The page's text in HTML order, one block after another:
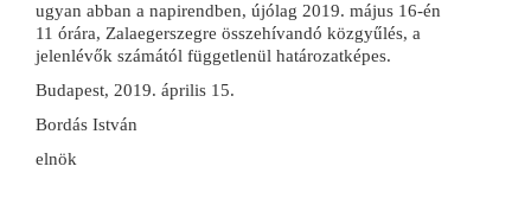
ugyan abban a napirendben, újólag 2019. május 16-én
11 órára, Zalaegerszegre összehívandó közgyűlés, a
jelenlévők számától függetlenül határozatképes.
Budapest, 2019. április 15.
Bordás István
elnök